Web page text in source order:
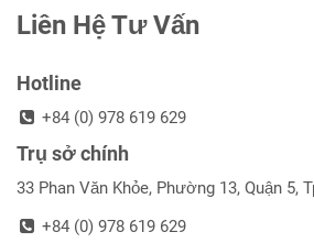
Liên Hệ Tư Vấn
Hotline
+84 (0) 978 619 629
Trụ sở chính
33 Phan Văn Khỏe, Phường 13, Quận 5,
+84 (0) 978 619 629